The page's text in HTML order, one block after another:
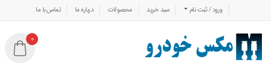
ورود / ثبت نام سبد خرید محصولات درباره ما تماس با ما
0